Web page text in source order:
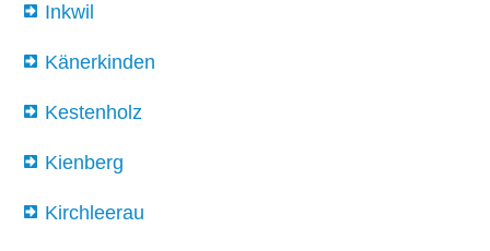
Inkwil
Känerkinden
Kestenholz
Kienberg
Kirchleerau